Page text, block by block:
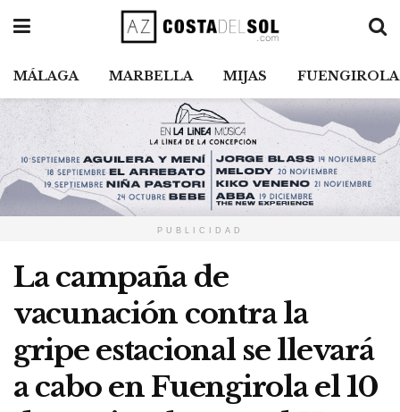
MÁLAGA MARBELLA MIJAS FUENGIROLA
PUBLICIDAD
La campaña de
vacunación contra la
gripe estacional se llevará
a cabo en Fuengirola el 10